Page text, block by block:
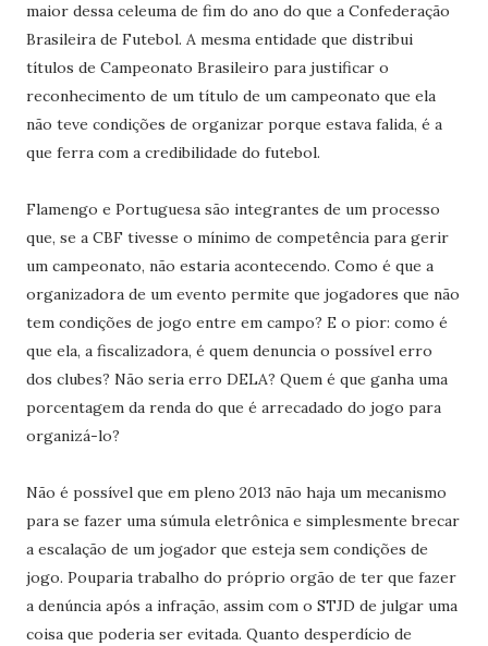
maior dessa celeuma de fim do ano do que a Confederação
Brasileira de Futebol. A mesma entidade que distribui
títulos de Campeonato Brasileiro para justificar o
reconhecimento de um título de um campeonato que ela
não teve condições de organizar porque estava falida, é a
que ferra com a credibilidade do futebol.
Flamengo e Portuguesa são integrantes de um processo
que, se a CBF tivesse o mínimo de competência para gerir
um campeonato, não estaria acontecendo. Como é que a
organizadora de um evento permite que jogadores que não
tem condições de jogo entre em campo? E o pior: como é
que ela, a fiscalizadora, é quem denuncia o possível erro
dos clubes? Não seria erro DELA? Quem é que ganha uma
porcentagem da renda do que é arrecadado do jogo para
organizá-lo?
Não é possível que em pleno 2013 não haja um mecanismo
para se fazer uma súmula eletrônica e simplesmente brecar
a escalação de um jogador que esteja sem condições de
jogo. Pouparia trabalho do próprio orgão de ter que fazer
a denúncia após a infração, assim com o STJD de julgar uma
coisa que poderia ser evitada. Quanto desperdício de